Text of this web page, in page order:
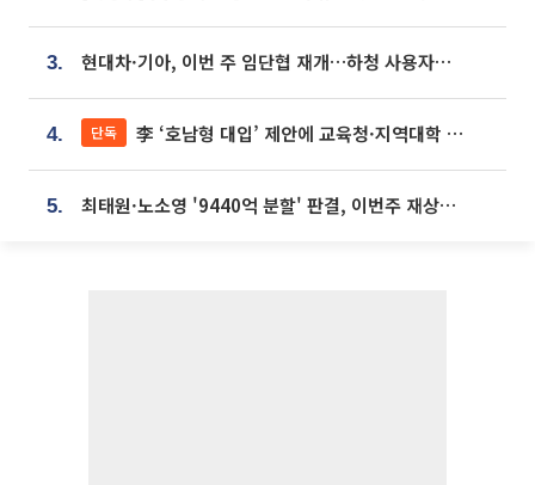
3. 현대차·기아, 이번 주 임단협 재개…하청 사용자성 재심도 ‘변수’
4. 단독 李 ‘호남형 대입’ 제안에 교육청·지역대학 서·논술형 입시 연계 '착수'
5. 최태원·노소영 '9440억 분할' 판결, 이번주 재상고 여부 주목